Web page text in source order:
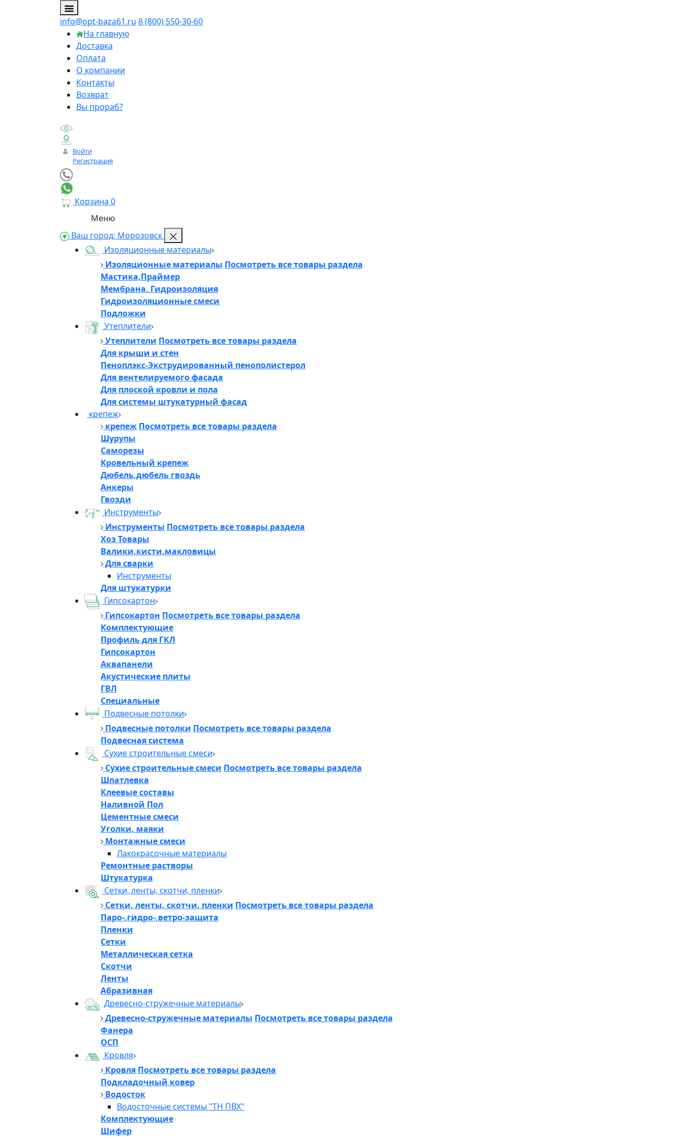
info@opt-baza61.ru 8 (800) 550-30-60
На главную
Доставка
Оплата
О компании
Контакты
Возврат
Вы прораб?
Войти
Регистрация
Корзина 0
Меню
Ваш город: Морозовск
Изоляционные материалы
Изоляционные материалы Посмотреть все товары раздела
Мастика,Праймер
Мембрана, Гидроизоляция
Гидроизоляционные смеси
Подложки
Утеплители
Утеплители Посмотреть все товары раздела
Для крыши и стен
Пеноплэкс-Экструдированный пенополистерол
Для вентелируемого фасада
Для плоской кровли и пола
Для системы штукатурный фасад
крепеж
крепеж Посмотреть все товары раздела
Шурупы
Саморезы
Кровельный крепеж
Дюбель,дюбель гвоздь
Анкеры
Гвозди
Инструменты
Инструменты Посмотреть все товары раздела
Хоз Товары
Валики,кисти,макловицы
Для сварки
Инструменты
Для штукатурки
Гипсокартон
Гипсокартон Посмотреть все товары раздела
Комплектующие
Профиль для ГКЛ
Гипсокартон
Аквапанели
Акустические плиты
ГВЛ
Специальные
Подвесные потолки
Подвесные потолки Посмотреть все товары раздела
Подвесная система
Сухие строительные смеси
Сухие строительные смеси Посмотреть все товары раздела
Шпатлевка
Клеевые составы
Наливной Пол
Цементные смеси
Уголки, маяки
Монтажные смеси
Лакокрасочные материалы
Ремонтные растворы
Штукатурка
Сетки, ленты, скотчи, пленки
Сетки, ленты, скотчи, пленки Посмотреть все товары раздела
Паро-,гидро-,ветро-защита
Пленки
Сетки
Металлическая сетка
Скотчи
Ленты
Абразивная
Древесно-стружечные материалы
Древесно-стружечные материалы Посмотреть все товары раздела
Фанера
ОСП
Кровля
Кровля Посмотреть все товары раздела
Подкладочный ковер
Водосток
Водосточные системы "ТН ПВХ"
Комплектующие
Шифер